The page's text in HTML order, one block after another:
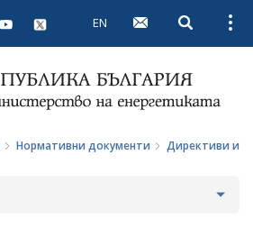
EN Open
Нормативни документи Директиви и